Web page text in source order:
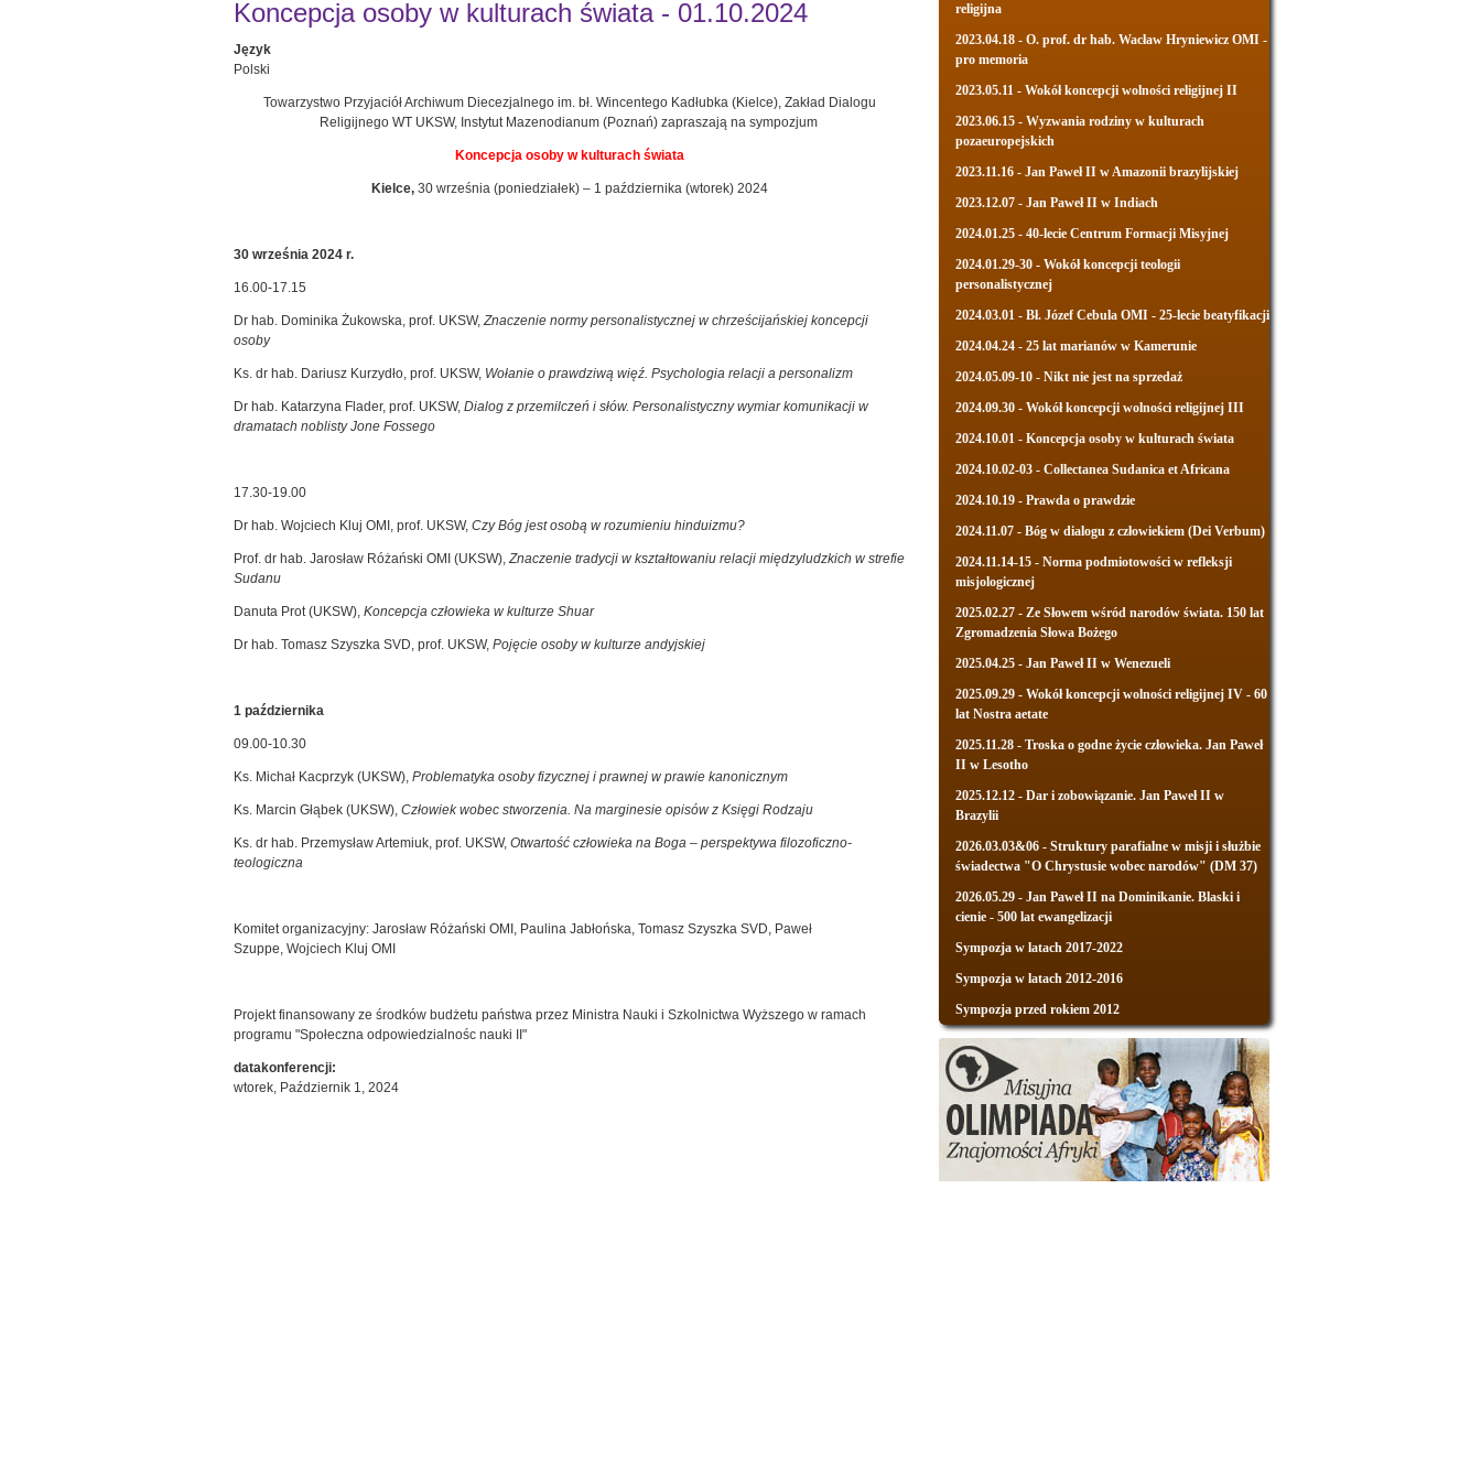
Koncepcja osoby w kulturach świata - 01.10.2024
Język
Polski
Towarzystwo Przyjaciół Archiwum Diecezjalnego im. bł. Wincentego Kadłubka (Kielce), Zakład Dialogu
Religijnego WT UKSW, Instytut Mazenodianum (Poznań) zapraszają na sympozjum
Koncepcja osoby w kulturach świata
Kielce, 30 września (poniedziałek) – 1 października (wtorek) 2024
30 września 2024 r.
16.00-17.15
Dr hab. Dominika Żukowska, prof. UKSW,Znaczenie normy personalistycznej w chrześcijańskiej koncepcji
osoby
Ks. dr hab. Dariusz Kurzydło, prof. UKSW, Wołanie o prawdziwą więź. Psychologia relacji a personalizm
Dr hab. Katarzyna Flader, prof. UKSW, Dialog z przemilczeń i słów. Personalistyczny wymiar komunikacji w
dramatach noblisty Jone Fossego
17.30-19.00
Dr hab. Wojciech Kluj OMI, prof. UKSW, Czy Bóg jest osobą w rozumieniu hinduizmu?
Prof. dr hab. Jarosław Różański OMI (UKSW),Znaczenie tradycji w kształtowaniu relacji międzyludzkich w strefie
Sudanu
Danuta Prot (UKSW), Koncepcja człowieka w kulturze Shuar
Dr hab. Tomasz Szyszka SVD, prof. UKSW, Pojęcie osoby w kulturze andyjskiej
1 października
09.00-10.30
Ks. Michał Kacprzyk (UKSW), Problematyka osoby fizycznej i prawnej w prawie kanonicznym
Ks. Marcin Głąbek (UKSW), Człowiek wobec stworzenia. Na marginesie opisów z Księgi Rodzaju
Ks. dr hab. Przemysław Artemiuk, prof. UKSW, Otwartość człowieka na Boga – perspektywa filozoficzno-
teologiczna
Komitet organizacyjny: Jarosław Różański OMI, Paulina Jabłońska, Tomasz Szyszka SVD, Paweł
Szuppe, Wojciech Kluj OMI
Projekt finansowany ze środków budżetu państwa przez Ministra Nauki i Szkolnictwa Wyższego w ramach
programu "Społeczna odpowiedzialnośc nauki II"
datakonferencji:
wtorek, Październik 1, 2024
religijna
2023.04.18 - O. prof. dr hab. Wacław Hryniewicz OMI -
pro memoria
2023.05.11 - Wokół koncepcji wolności religijnej II
2023.06.15 - Wyzwania rodziny w kulturach
pozaeuropejskich
2023.11.16 - Jan Paweł II w Amazonii brazylijskiej
2023.12.07 - Jan Paweł II w Indiach
2024.01.25 - 40-lecie Centrum Formacji Misyjnej
2024.01.29-30 - Wokół koncepcji teologii
personalistycznej
2024.03.01 - Bł. Józef Cebula OMI - 25-lecie beatyfikacji
2024.04.24 - 25 lat marianów w Kamerunie
2024.05.09-10 - Nikt nie jest na sprzedaż
2024.09.30 - Wokół koncepcji wolności religijnej III
2024.10.01 - Koncepcja osoby w kulturach świata
2024.10.02-03 - Collectanea Sudanica et Africana
2024.10.19 - Prawda o prawdzie
2024.11.07 - Bóg w dialogu z człowiekiem (Dei Verbum)
2024.11.14-15 - Norma podmiotowości w refleksji
misjologicznej
2025.02.27 - Ze Słowem wśród narodów świata. 150 lat
Zgromadzenia Słowa Bożego
2025.04.25 - Jan Paweł II w Wenezueli
2025.09.29 - Wokół koncepcji wolności religijnej IV - 60
lat Nostra aetate
2025.11.28 - Troska o godne życie człowieka. Jan Paweł
II w Lesotho
2025.12.12 - Dar i zobowiązanie. Jan Paweł II w
Brazylii
2026.03.03&06 - Struktury parafialne w misji i służbie
świadectwa "O Chrystusie wobec narodów" (DM 37)
2026.05.29 - Jan Paweł II na Dominikanie. Blaski i
cienie - 500 lat ewangelizacji
Sympozja w latach 2017-2022
Sympozja w latach 2012-2016
Sympozja przed rokiem 2012